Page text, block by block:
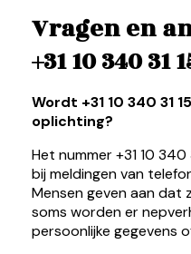
Vragen en
+31 10 340 31
Wordt +31 10 340 31
oplichting?
Het nummer +31 10
bij meldingen van
Mensen geven aan dat
soms worden er
persoonlijke gegevens